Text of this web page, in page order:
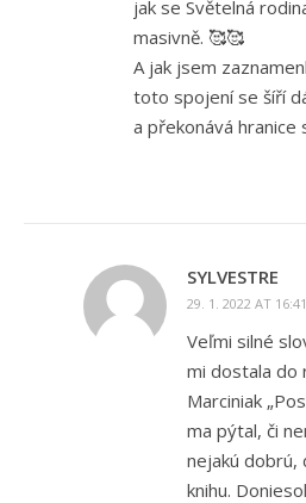
jak se Světelná
masivně. 🥰🥰
A jak jsem
toto spojení se šíří
a překonává hranice
SYLVESTRE
29. 1. 2022 AT 16:41
Veľmi silné
mi dostala do
Marciniak
ma pýtal, či
nejakú dobrú,
knihu.